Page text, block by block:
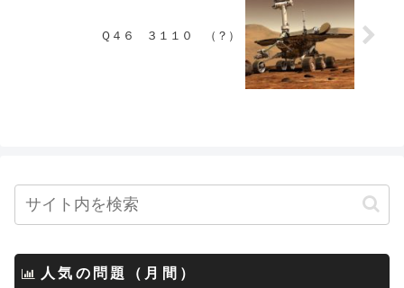
Ｑ４６ ３１１０ （？）
人気の問題（月間）